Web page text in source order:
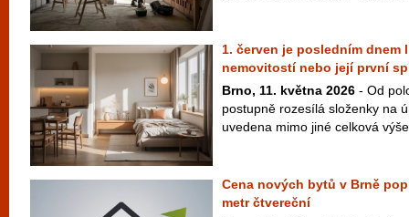
1. červen je posledním dnem
nemovitostí nebo její první
Brno, 11. května 2026 - Od
postupně rozesílá složenky na
uvedena mimo jiné celková
Cena nových bytů v Brně
metr čtvereční